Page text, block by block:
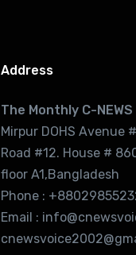
Address
The Monthly C-NEWS
Mirpur DOHS Avenue
Road #12. House #
floor A1,Bangladesh
Phone :
Email :